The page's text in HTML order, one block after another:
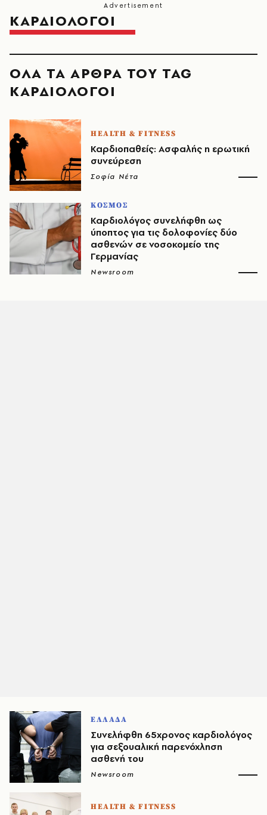
ΚΑΡΔΙΟΛΟΓΟΙ
ΟΛΑ ΤΑ ΑΡΘΡΑ ΤΟΥ TAG
ΚΑΡΔΙΟΛΟΓΟΙ
HEALTH & FITNESS
Καρδιοπαθείς: Ασφαλής η ερωτική
συνεύρεση
Σοφία Νέτα
ΚΟΣΜΟΣ
Καρδιολόγος συνελήφθη ως
ύποπτος για τις δολοφονίες δύο
ασθενών σε νοσοκομείο της
Γερμανίας
Newsroom
ΕΛΛΑΔΑ
Συνελήφθη 65χρονος καρδιολόγος
για σεξουαλική παρενόχληση
ασθενή του
Newsroom
HEALTH & FITNESS